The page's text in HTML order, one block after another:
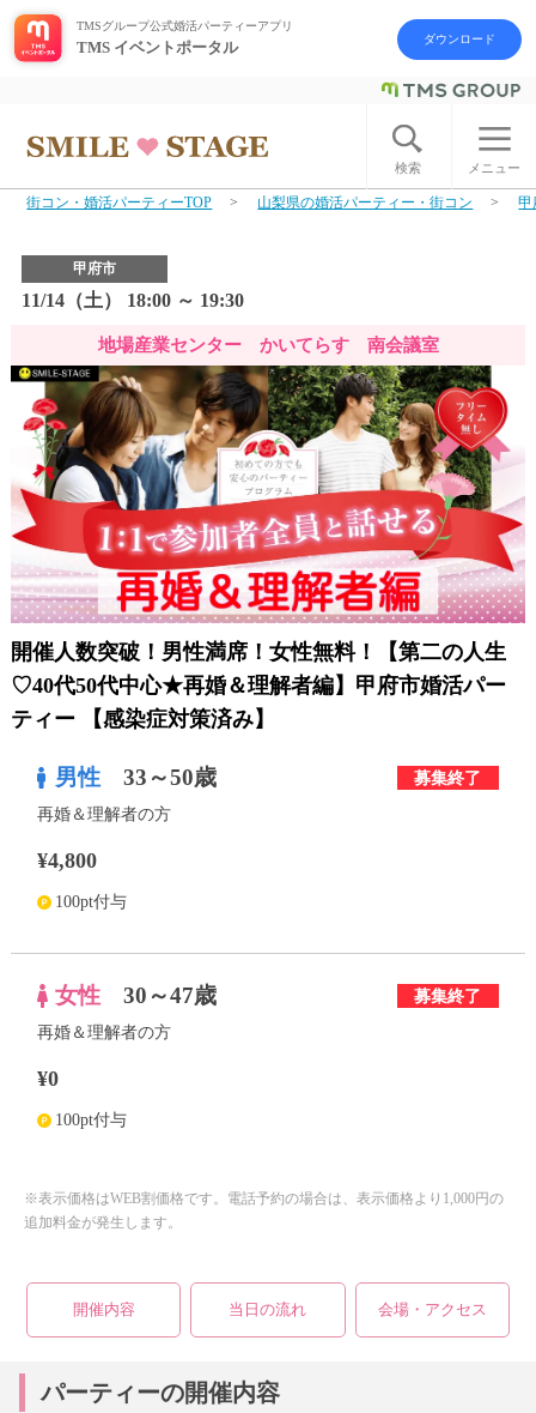
ログイン アカウント登録
今週の婚活パーティー
婚活パーティーの流れ
よくあるご質問
アフターアプローチとは
お問い合わせ
利用規約
個人情報保護方針launch
子どもの安全基準に関するポリシーlaunch
運営会社launch
公式アカウントで最新情報を配信中！
PR
おすすめの優良結婚相談所をご紹介
TMSグループ公式婚活パーティーアプリ
TMS イベントポータル ダウンロード
検索 メニュー
街コン・婚活パーティーTOP 山梨県の婚活パーティー・街コン 甲
甲府市
11/14（土） 18:00 ～ 19:30
地場産業センター かいてらす 南会議室
開催人数突破！男性満席！女性無料！【第二の人生
♡40代50代中心★再婚＆理解者編】甲府市婚活パー
ティー 【感染症対策済み】
男性 33～50歳 募集終了
再婚＆理解者の方
¥4,800
100pt付与
女性 30～47歳 募集終了
再婚＆理解者の方
¥0
100pt付与
※表示価格はWEB割価格です。電話予約の場合は、表示価格より1,000円の
追加料金が発生します。
開催内容 当日の流れ 会場・アクセス
パーティーの開催内容